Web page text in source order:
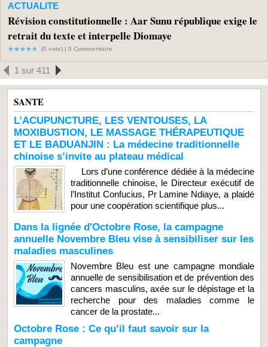
ACTUALITE
Révision constitutionnelle : Aar Sunu république exige le
retrait du texte et interpelle Diomaye
(0 vote) | 0 Commentaire
1 sur 411
SANTE
L’ACUPUNCTURE, LES VENTOUSES, LA
MOXIBUSTION, LE MASSAGE THÉRAPEUTIQUE
ET LE BADUANJIN : La médecine traditionnelle
chinoise s’invite au plateau médical
Lors d’une conférence dédiée à la médecine
traditionnelle chinoise, le Directeur exécutif de
l’Institut Confucius, Pr Lamine Ndiaye, a plaidé
pour une coopération scientifique plus...
Dans la lignée d'Octobre Rose, la campagne
annuelle Novembre Bleu vise à sensibiliser sur les
maladies masculines
Novembre Bleu est une campagne mondiale
annuelle de sensibilisation et de prévention des
cancers masculins, axée sur le dépistage et la
recherche pour des maladies comme le
cancer de la prostate...
Octobre Rose : Ce qu’il faut savoir sur la
campagne